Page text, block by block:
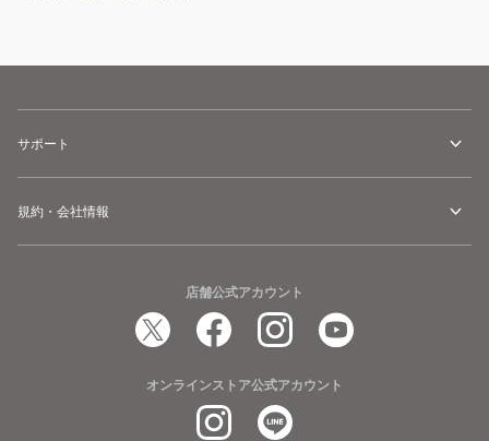
サポート
規約・会社情報
店舗公式アカウント
オンラインストア公式アカウント